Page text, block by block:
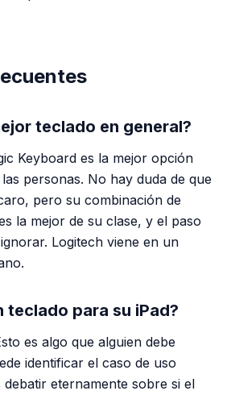
teclado en general?
Keyboard es la mejor opción
personas. No hay duda de que
pero su combinación de
la mejor de su clase, y el paso
Logitech viene en un
teclado para su iPad?
es algo que alguien debe
identificar el caso de uso
eternamente sobre si el